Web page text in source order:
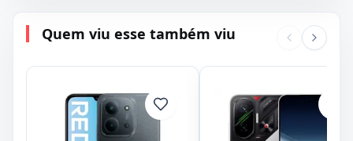
Quem viu esse também viu